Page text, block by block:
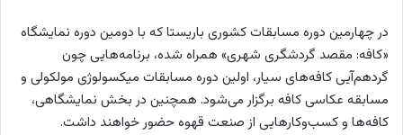
در چهارمین دوره مسابقات کشوری باریستا که با دومین دوره نمایشگاه
«کافه: مقصد گردشگری شهری» همراه شده، برنامه‌هایی چون
گردهم‌آیی کافه‌های سیار، اولین دوره مسابقات میکسولوژی مولکولی و
مسابقه عکاسی کافه برگزار می‌شود. همچنین در بخش نمایشگاهی،
کافه‌ها و کسب‌وکارهایی از صنعت قهوه حضور خواهند داشت.